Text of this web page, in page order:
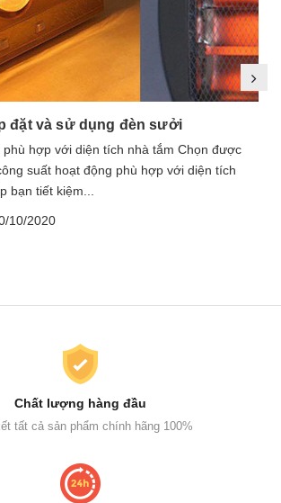
đặt và sử dụng đèn sưởi
hợp với diện tích nhà tắm Chọn được
suất hoạt động phù hợp với diện tích
bạn tiết kiệm...
10/2020
Chất lượng hàng đầu
tất cả sản phẩm chính hãng 100%